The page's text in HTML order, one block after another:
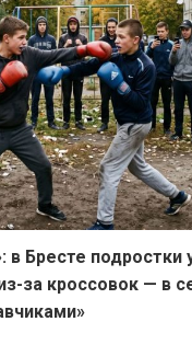
в Бресте подростки
за кроссовок — в